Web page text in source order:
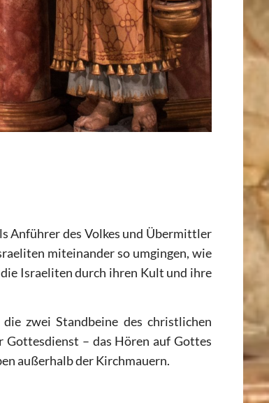
Anführer des Volkes und Übermittler
miteinander so umgingen, wie
Israeliten durch ihren Kult und ihre
zwei Standbeine des christlichen
Gottesdienst – das Hören auf Gottes
außerhalb der Kirchmauern.